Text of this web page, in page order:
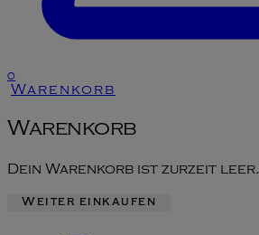
0
Warenkorb
Warenkorb
Dein Warenkorb ist zurzeit leer.
Weiter einkaufen